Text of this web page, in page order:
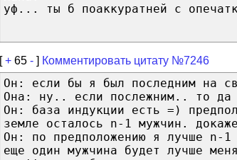
уф... ты б поаккуратней с
[+ 65 - ] Комментировать цитату №7246
Он: если бы я был последним на
Она: ну.. если послежним.. то да
Он: база индукции есть =)
земле осталось n-1 мужчин.
Он: по предположению я лучше n-
еще один мужчина будет лучше